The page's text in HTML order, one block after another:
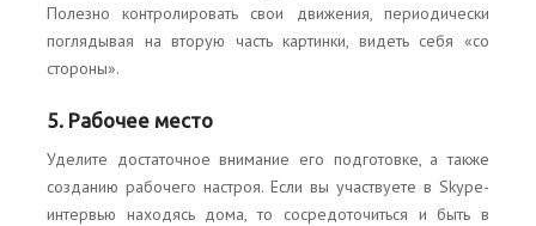
Полезно контролировать свои движения, периодически
поглядывая на вторую часть картинки, видеть себя «со
стороны».
5. Рабочее место
Уделите достаточное внимание его подготовке, а также
созданию рабочего настроя. Если вы участвуете в Skype-
интервью находясь дома, то сосредоточиться и быть в